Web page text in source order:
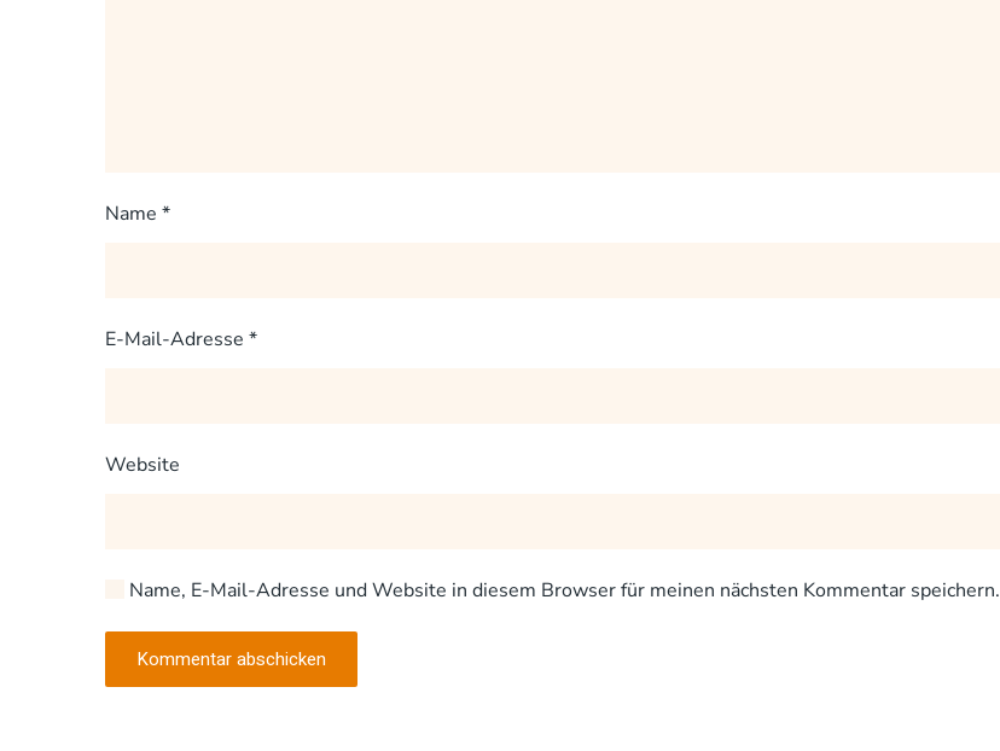
Name *
E-Mail-Adresse *
Website
Name, E-Mail-Adresse und Website in diesem Browser für meinen nächsten Kommentar speichern.
Kommentar abschicken